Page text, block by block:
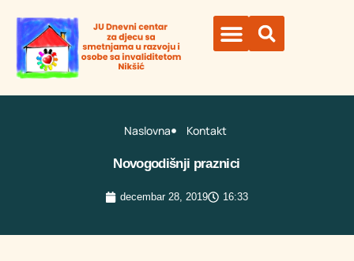
Naslovna Kontakt
Novogodišnji praznici
decembar 28, 2019 16:33